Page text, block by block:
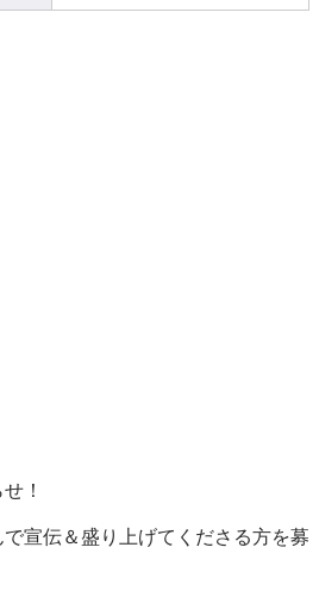
！
宣伝＆盛り上げてくださる方を募